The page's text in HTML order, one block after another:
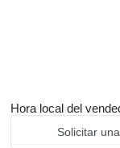
Hora local del
Solicitar